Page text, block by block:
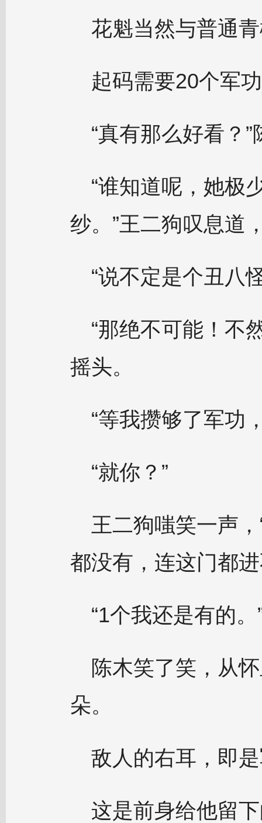
花魁当然与普通
起码需要20个军
“真有那么好看？
“谁知道呢，她极
纱。”王二狗叹息道
“说不定是个丑八
“那绝不可能！不
摇头。
“等我攒够了军功
“就你？”
王二狗嗤笑一声
都没有，连这门都
“1个我还是有的。
陈木笑了笑，从
朵。
敌人的右耳，即
这是前身给他留下